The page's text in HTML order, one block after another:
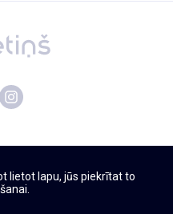
lietot lapu, jūs piekrītat to